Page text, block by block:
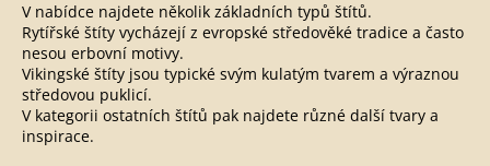
y
v
ý
i
V nabídce najdete několik základních typů štítů.
Rytířské štíty vycházejí z evropské středověké tradice a často
nesou erbovní motivy.
Vikingské štíty jsou typické svým kulatým tvarem a výraznou
středovou puklicí.
V kategorii ostatních štítů pak najdete různé další tvary a
inspirace.